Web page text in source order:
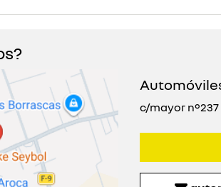
c/mayor